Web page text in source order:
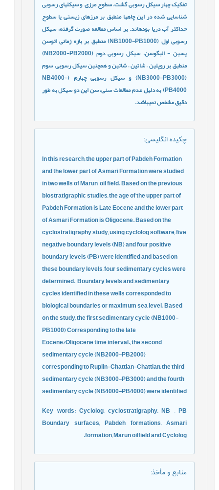
تفکیک چهار سیکل رسوبی گشت. سطوح مرزیو سیکل­های رسوبی
شناسایی شده در این چاه­ها منطبق بر مرزهای زیستی یا سطوح
حداکثر آب دریا بوده­اند. بر اساس مطالعه صورت گرفته، سیکل
رسوبی اول(
NB1000-PB1000
)منطبق بر بازه زمانی ائوسن
پسین - الیگوسن، سیکل رسوبی دوم ( NB2000-PB2000
)
منطبق بر روپلین–شاتین–شاتین و همچنین سیکل رسوبی سوم
NB3000-PB3000) و سیکل رسوبی چهارم ( NB4000-
PB4000) به دلیل عدم مطالعات سنی، سن این دو سیکل به طور
دقیق مشخص نمی­باشد.
چکیده انگلیسی:
In this research, the upper part of Pabdeh Formation
and the lower part of Asmari Formation were studied
in two wells of Marunoil field. Based on the previous
biostratigraphic studies, the age of the upper part of
Pabdeh Formation is Late Eocene and the lower part
of Asmari Formation is Oligocene. Based on the
cyclostratigraphy study, using cyclolog software, five
negative boundary levels (NB) and four positive
boundary levels (PB) were identified and based on
these boundary levels, four sedimentary cycles were
determined.Boundary levels and sedimentary
cycles identified in these wells corresponded to
biological boundaries or maximum sea level. Based
on the study, the first sedimentary cycle (NB1000-
PB1000) Corresponding to the late
Eocene/Oligocene time interval., the second
sedimentary cycle (NB2000-PB2000)
corresponding to Ruplin-Chattian-Chattian, the third
sedimentary cycle (NB3000-PB3000) and the fourth
sedimentary cycle (NB4000-PB4000) were identified
Key words: Cyclolog, cyclostratigraphy, NB – PB
Boundary surfaces, Pabdeh formations, Asmari
formation, Marun oilfield andCyclolog.
منابع و مأخذ: